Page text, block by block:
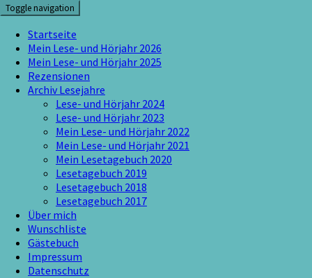
Skip
to
content
Toggle navigation
Startseite
Mein Lese- und Hörjahr 2026
Mein Lese- und Hörjahr 2025
Rezensionen
Archiv Lesejahre
Lese- und Hörjahr 2024
Lese- und Hörjahr 2023
Mein Lese- und Hörjahr 2022
Mein Lese- und Hörjahr 2021
Mein Lesetagebuch 2020
Lesetagebuch 2019
Lesetagebuch 2018
Lesetagebuch 2017
Über mich
Wunschliste
Gästebuch
Impressum
Datenschutz